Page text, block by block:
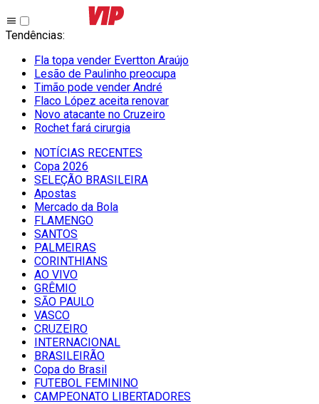
Tendências:
Fla topa vender Evertton Araújo
Lesão de Paulinho preocupa
Timão pode vender André
Flaco López aceita renovar
Novo atacante no Cruzeiro
Rochet fará cirurgia
NOTÍCIAS RECENTES
Copa 2026
SELEÇÃO BRASILEIRA
Apostas
Mercado da Bola
FLAMENGO
SANTOS
PALMEIRAS
CORINTHIANS
AO VIVO
GRÊMIO
SĀO PAULO
VASCO
CRUZEIRO
INTERNACIONAL
BRASILEIRÃO
Copa do Brasil
FUTEBOL FEMININO
CAMPEONATO LIBERTADORES